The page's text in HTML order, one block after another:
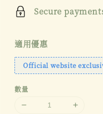
Secure
適用優惠
Official website
數量